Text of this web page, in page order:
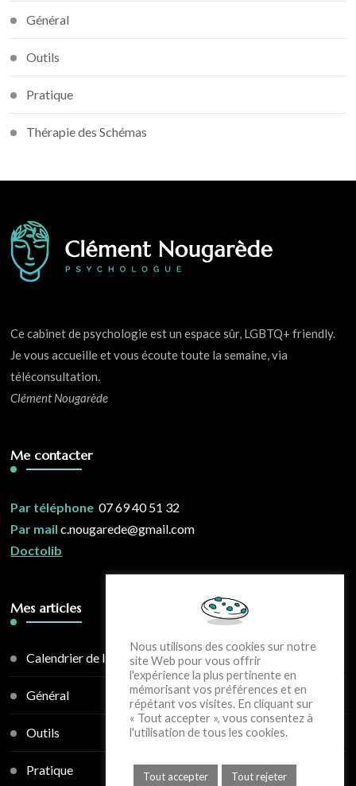
Général
Outils
Pratique
Thérapie des Schémas
Ce cabinet de psychologie est un espace sûr, LGBTQ+ friendly.
Je vous accueille et vous écoute toute la semaine, via
téléconsultation.
Clément Nougarède
Me contacter
Par téléphone 07 69 40 51 32
Par mail c.nougarede@gmail.com
Doctolib
Mes articles
Calendrier de l'avent
Général
Outils
Pratique
Nous utilisons des cookies sur notre
site Web pour vous offrir
l'expérience la plus pertinente en
mémorisant vos préférences et en
répétant vos visites. En cliquant sur
« Tout accepter », vous consentez à
l'utilisation de tous les cookies.
Tout accepter Tout rejeter